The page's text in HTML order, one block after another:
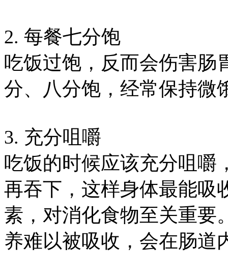
2. 每餐七分饱
吃饭过饱，反而会伤害肠
分、八分饱，经常保持微
3. 充分咀嚼
吃饭的时候应该充分咀嚼
再吞下，这样身体最能吸
素，对消化食物至关重要
养难以被吸收，会在肠道